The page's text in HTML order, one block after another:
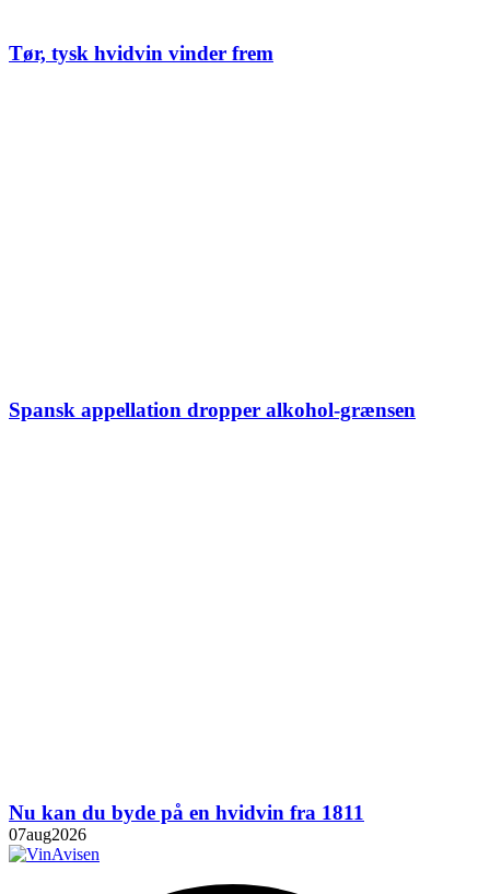
Tør, tysk hvidvin vinder frem
Spansk appellation dropper alkohol-grænsen
Nu kan du byde på en hvidvin fra 1811
07aug2026